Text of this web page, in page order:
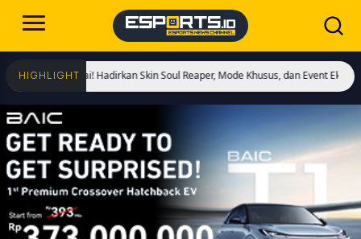
HIGHLIGHT
Dimulai! Hadirkan Skin Soul Reaper, Mode Khusus, dan Event Eksklusif!